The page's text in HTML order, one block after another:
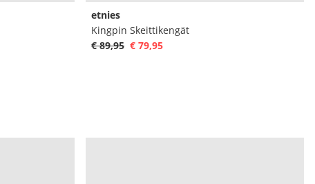
etnies
Kingpin Skeittikengät
€ 89,95 € 79,95